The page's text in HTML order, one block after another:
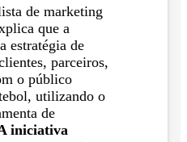
de marketing
que a
estratégia de
parceiros,
o público
utilizando o
de
iniciativa